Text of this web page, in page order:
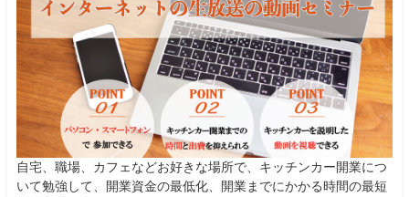
自宅、職場、カフェなどお好きな場所で、キッチンカー開業につ
いて勉強して、開業資金の最低化、開業までにかかる時間の最短